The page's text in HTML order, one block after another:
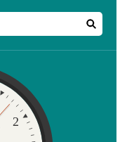
Wyszukaj
2